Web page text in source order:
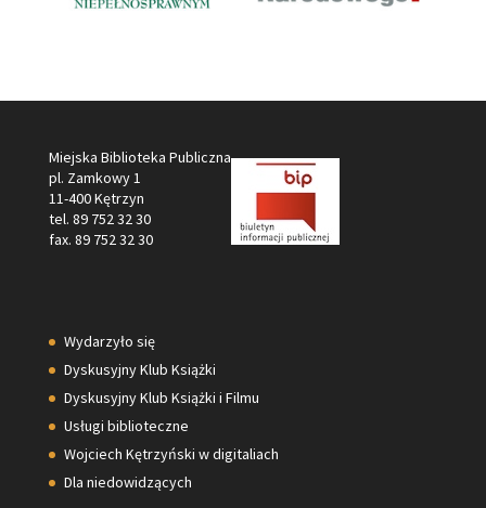
Miejska Biblioteka Publiczna
pl. Zamkowy 1
11-400 Kętrzyn
tel. 89 752 32 30
fax. 89 752 32 30
Wydarzyło się
Dyskusyjny Klub Książki
Dyskusyjny Klub Książki i Filmu
Usługi biblioteczne
Wojciech Kętrzyński w digitaliach
Dla niedowidzących